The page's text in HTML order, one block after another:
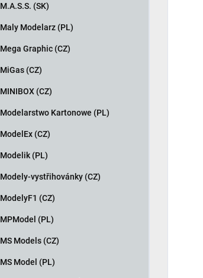
M.A.S.S. (SK)
Maly Modelarz (PL)
Mega Graphic (CZ)
MiGas (CZ)
MINIBOX (CZ)
Modelarstwo Kartonowe (PL)
ModelEx (CZ)
Modelik (PL)
Modely-vystřihovánky (CZ)
ModelyF1 (CZ)
MPModel (PL)
MS Models (CZ)
MS Model (PL)